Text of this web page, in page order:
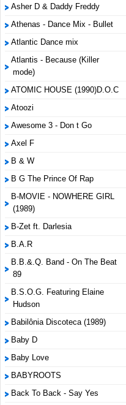
Asher D & Daddy Freddy
Athenas - Dance Mix - Bullet
Atlantic Dance mix
Atlantis - Because (Killer
mode)
ATOMIC HOUSE (1990)D.O.C
Atoozi
Awesome 3 - Don t Go
Axel F
B & W
B G The Prince Of Rap
B-MOVIE - NOWHERE GIRL
(1989)
B-Zet ft. Darlesia
B.A.R
B.B.&.Q. Band - On The Beat
89
B.S.O.G. Featuring Elaine
Hudson
Babilônia Discoteca (1989)
Baby D
Baby Love
BABYROOTS
Back To Back - Say Yes